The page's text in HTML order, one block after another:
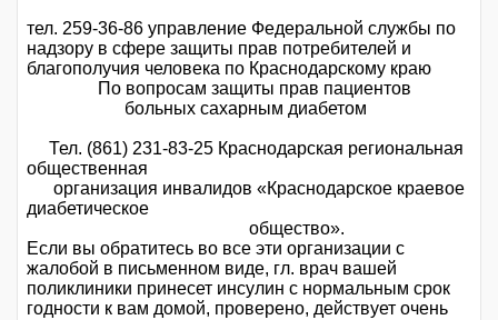
тел. 259-36-86 управление Федеральной службы по
надзору в сфере защиты прав потребителей и
благополучия человека по Краснодарскому краю
По вопросам защиты прав пациентов
больных сахарным диабетом
Тел. (861) 231-83-25 Краснодарская региональная
общественная
организация инвалидов «Краснодарское краевое
диабетическое
общество».
Если вы обратитесь во все эти организации с
жалобой в письменном виде, гл. врач вашей
поликлиники принесет инсулин с нормальным срок
годности к вам домой, проверено, действует очень